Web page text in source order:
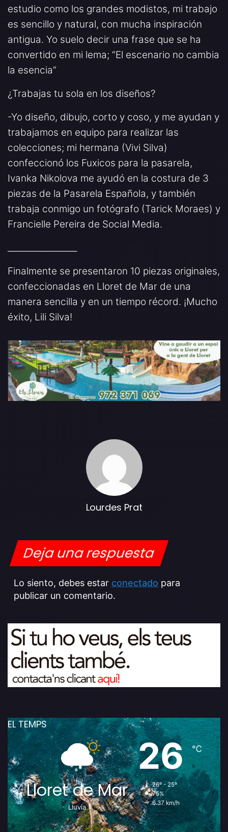
estudio como los grandes modistos, mi trabajo
es sencillo y natural, con mucha inspiración
antigua. Yo suelo decir una frase que se ha
convertido en mi lema; “El escenario no cambia
la esencia”
¿Trabajas tu sola en los diseños?
-Yo diseño, dibujo, corto y coso, y me ayudan y
trabajamos en equipo para realizar las
colecciones; mi hermana (Vivi Silva)
confeccionó los Fuxicos para la pasarela,
Ivanka Nikolova me ayudó en la costura de 3
piezas de la Pasarela Española, y también
trabaja conmigo un fotógrafo (Tarick Moraes) y
Francielle Pereira de Social Media.
Finalmente se presentaron 10 piezas originales,
confeccionadas en Lloret de Mar de una
manera sencilla y en un tiempo récord. ¡Mucho
éxito, Lili Silva!
Lourdes Prat
Deja una respuesta
Lo siento, debes estar conectado para
publicar un comentario.
EL TEMPS
Lloret de Mar
Lluvia
26℃
26º - 25º
75%
6.37 km/h